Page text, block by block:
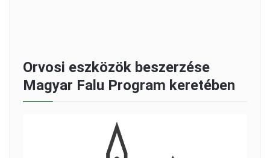
Orvosi eszközök beszerzése
Magyar Falu Program keretében